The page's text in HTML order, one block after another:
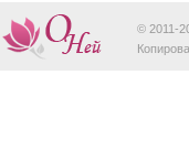
© 2011-